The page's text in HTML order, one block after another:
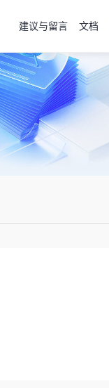
建议与留言 文档